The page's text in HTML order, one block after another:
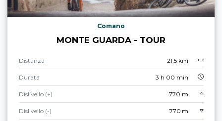
Comano
MONTE GUARDA - TOUR
Distanza 21,5 km
Durata 3 h 00 min
Dislivello (+) 770 m
Dislivello (-) 770 m